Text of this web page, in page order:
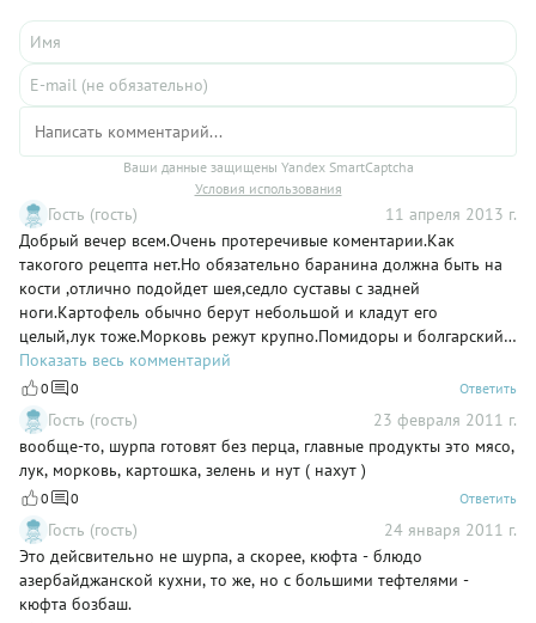
Ваши данные защищены Yandex SmartCaptcha
Условия использования
Гость (гость)
11 апреля 2013 г.
Добрый вечер всем.Очень протеречивые коментарии.Как
такогого рецепта нет.Но обязательно баранина должна быть на
кости ,отлично подойдет шея,седло суставы с задней
ноги.Картофель обычно берут небольшой и кладут его
целый,лук тоже.Морковь режут крупно.Помидоры и болгарский
перец по желанию.Специи какие кто любит.Основное то,что мясо
нужно варить 2.5-3 часа.Бульон должен быть насыщенным.Живу
в Крыму татары и те готовят по разному.Хорошо,когда в
отдельной пиале подают маринованый лук.
Показать весь комментарий
0 0 Ответить
Гость (гость)
23 февраля 2011 г.
вообще-то, шурпа готовят без перца, главные продукты это мясо,
лук, морковь, картошка, зелень и нут ( нахут )
0 0 Ответить
Гость (гость)
24 января 2011 г.
Это дейсвительно не шурпа, а скорее, кюфта - блюдо
азербайджанской кухни, то же, но с большими тефтелями -
кюфта бозбаш.